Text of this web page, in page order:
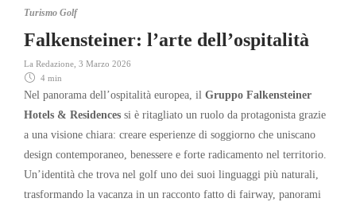
Turismo Golf
Falkensteiner: l’arte dell’ospitalità
La Redazione 3 Marzo 2026
4 min
Nel panorama dell’ospitalità europea, il Gruppo Falkensteiner
Hotels & Residences si è ritagliato un ruolo da protagonista grazie
a una visione chiara: creare esperienze di soggiorno che uniscano
design contemporaneo, benessere e forte radicamento nel territorio.
Un’identità che trova nel golf uno dei suoi linguaggi più naturali,
trasformando la vacanza in un racconto fatto di fairway, panorami